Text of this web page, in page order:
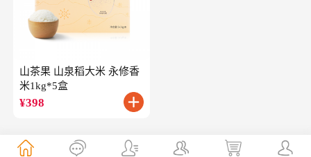
山茶果 山泉稻大米 永修香
米1kg*5盒
¥398